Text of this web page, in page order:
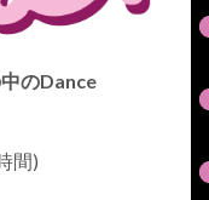
のDance
間)